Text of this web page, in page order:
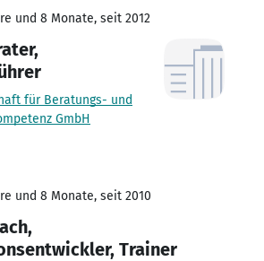
und 8 Monate, seit 2012
für Beratungs- und
GmbH
und 8 Monate, seit 2010
Trainer